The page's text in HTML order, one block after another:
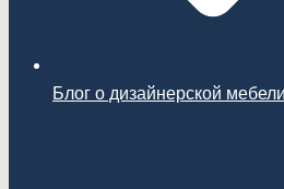
Блог о дизайнерской